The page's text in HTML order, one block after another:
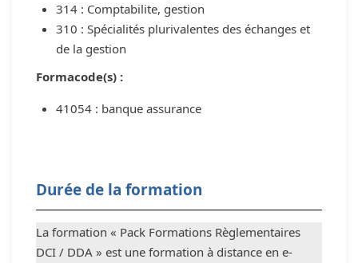
314 : Comptabilite, gestion
310 : Spécialités plurivalentes des échanges et
de la gestion
Formacode(s) :
41054 : banque assurance
Durée de la formation
La formation « Pack Formations Règlementaires
DCI / DDA » est une formation à distance en e-